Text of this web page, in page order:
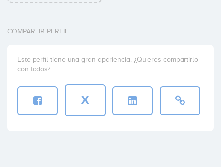
COMPARTIR PERFIL
Este perfil tiene una gran apariencia. ¿Quieres compartirlo
con todos?
X